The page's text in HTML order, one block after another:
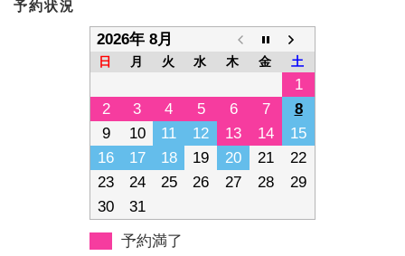
予約状況
2026年 8月
日 月 火 水 木 金 土
1
2
3 4 5 6 7
8
9
10 11 12 13 14
15
16
17 18 19 20 21
22
23
24 25 26 27 28
29
30
31
予約満了